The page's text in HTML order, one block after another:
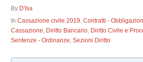
By D'Isa
InCassazione civile 2019,Contratti -
Cassazione, Diritto Bancario, Diritto Civile e
Sentenze - Ordinanze,Sezioni Diritto